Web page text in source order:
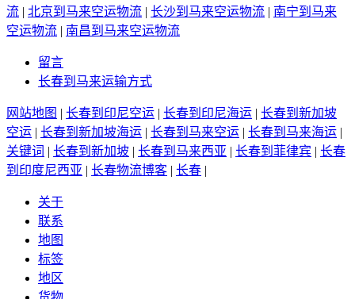
流 | 北京到马来空运物流 | 长沙到马来空运物流 | 南宁到马来
空运物流 | 南昌到马来空运物流
留言
长春到马来运输方式
网站地图 | 长春到印尼空运 | 长春到印尼海运 | 长春到新加坡
空运 | 长春到新加坡海运 | 长春到马来空运 | 长春到马来海运 |
关键词 | 长春到新加坡 | 长春到马来西亚 | 长春到菲律宾 | 长春
到印度尼西亚 | 长春物流博客 | 长春 |
关于
联系
地图
标签
地区